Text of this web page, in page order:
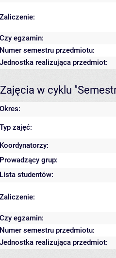
Zaliczenie:
Czy egzamin:
Numer semestru przedmiotu:
Jednostka realizująca przedmiot:
Zajęcia w cyklu
Okres:
Typ zajęć:
Koordynatorzy:
Prowadzący grup:
Lista studentów:
Zaliczenie:
Czy egzamin:
Numer semestru przedmiotu:
Jednostka realizująca przedmiot: